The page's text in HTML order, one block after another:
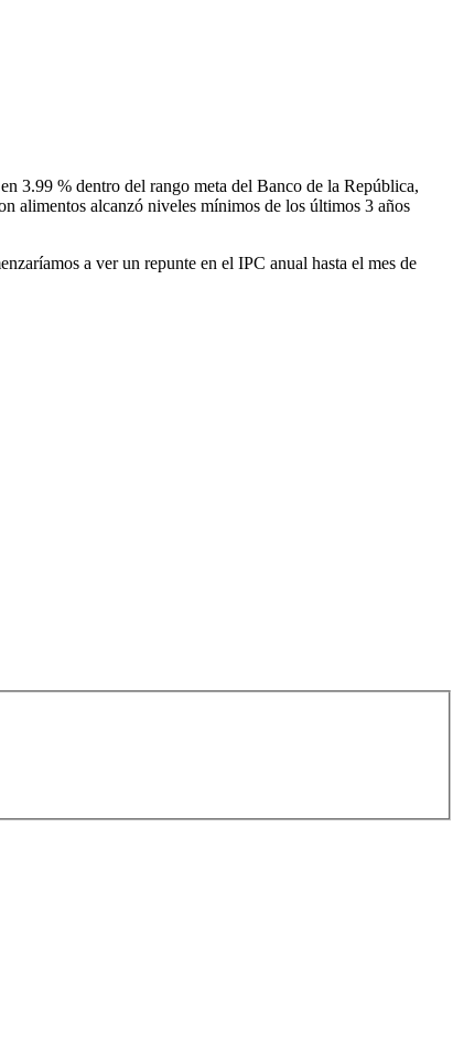
3.99 % dentro del rango meta del Banco de la República,
alimentos alcanzó niveles mínimos de los últimos 3 años
a ver un repunte en el IPC anual hasta el mes de